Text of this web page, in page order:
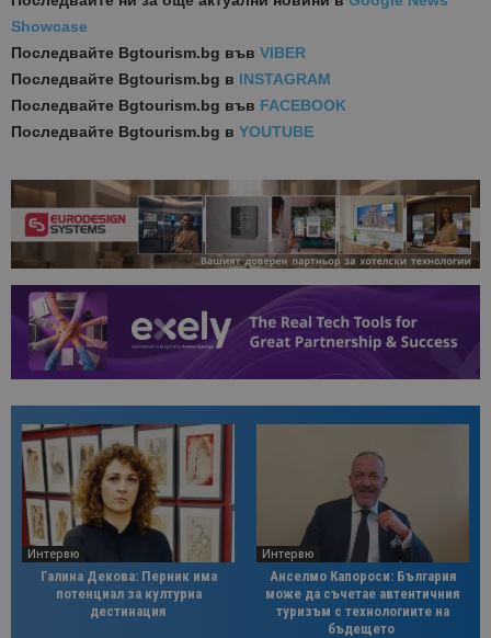
Showcase
Последвайте Bgtourism.bg във VIBER
Последвайте Bgtourism.bg в INSTAGRAM
Последвайте Bgtourism.bg във FACEBOOK
Последвайте Bgtourism.bg в YOUTUBE
Интервю
Галина Декова: Перник има
потенциал за културна
дестинация
Интервю
Анселмо Капороси: България
може да съчетае автентичния
туризъм с технологиите на
бъдещето